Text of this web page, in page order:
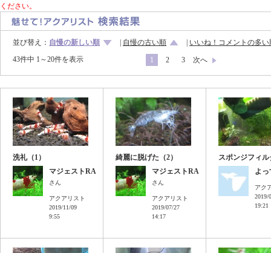
ください。
並び替え： 自慢の新しい順 自慢の古い順
いいね！コメントの多い
43件中 1～20件を表示
1 2 3 次へ
洗礼（1）
マジェストRA
さん
アクアリスト
2019/11/09
9:55
綺麗に脱げた（2）
マジェストRA
さん
アクアリスト
2019/07/27
14:17
スポンジフィ
よっ
アク
2019/
19:21